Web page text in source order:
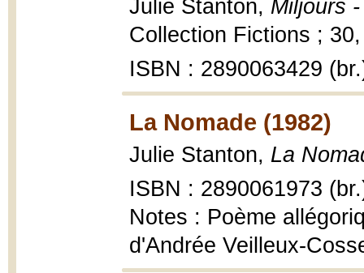
Julie Stanton, Miljours
Collection Fictions ;
ISBN : 2890063429
La Nomade (1982)
Julie Stanton, La
ISBN : 2890061973
Notes : Poème
d'Andrée Veilleux-